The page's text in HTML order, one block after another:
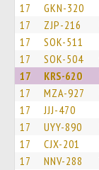
17 GKN-320
17 ZJP-216
17 SOK-511
17 SOK-504
17 KRS-620
17 MZA-927
17 JJJ-470
17 UYY-890
17 CJX-201
17 NNV-288